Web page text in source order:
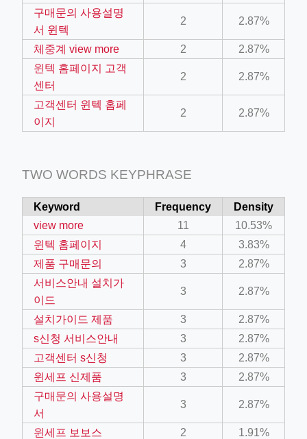
feed-calculator
구매문의 사용설명
서 윈텍
2 2.87%
체중계 view more 2
2.87%
윈텍 홈페이지 고객
센터
2 2.87%
고객센터 윈텍 홈페
이지
2 2.87%
TWO WORDS KEYPHRASE
Keyword Frequency
Density
view more
11
10.53%
윈텍 홈페이지
4
3.83%
제품 구매문의
3
2.87%
서비스안내 설치가
이드
3 2.87%
설치가이드 제품 3
2.87%
s신청 서비스안내
3
2.87%
고객센터 s신청
3
2.87%
윈세프 신제품
3
2.87%
구매문의 사용설명
서
3 2.87%
윈세프 보보스 2 1.91%